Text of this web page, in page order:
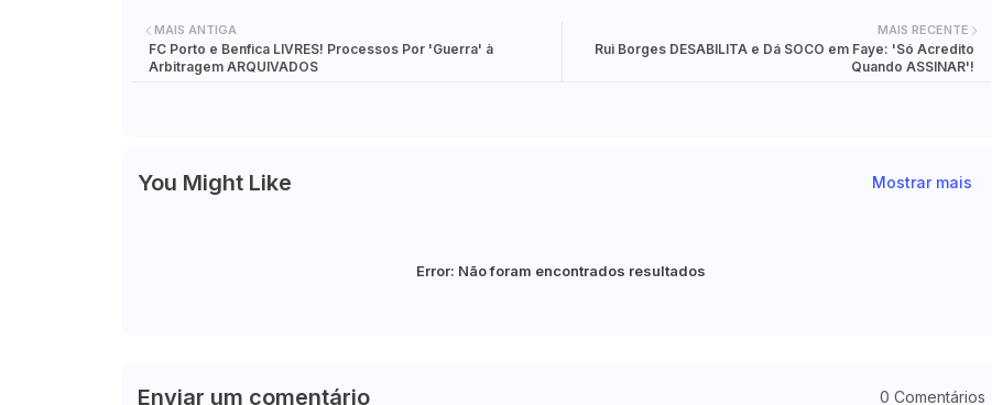
MAIS RECENTE
Rui Borges DESABILITA e Dá SOCO em Faye: 'Só Acredito
Quando ASSINAR'!
MAIS ANTIGA
FC Porto e Benfica LIVRES! Processos Por 'Guerra' à
Arbitragem ARQUIVADOS
You Might Like Mostrar mais
Error: Não foram encontrados resultados
Enviar um comentário 0 Comentários